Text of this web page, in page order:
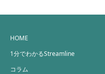
HOME
1分でわかるStreamline
コラム